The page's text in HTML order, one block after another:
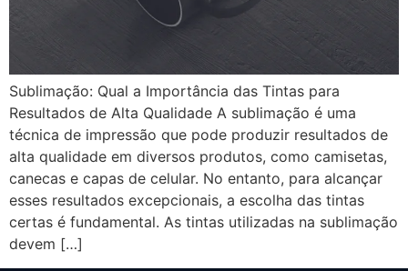
Sublimação: Qual a Importância das Tintas para
Resultados de Alta Qualidade A sublimação é uma
técnica de impressão que pode produzir resultados de
alta qualidade em diversos produtos, como camisetas,
canecas e capas de celular. No entanto, para alcançar
esses resultados excepcionais, a escolha das tintas
certas é fundamental. As tintas utilizadas na sublimação
devem […]